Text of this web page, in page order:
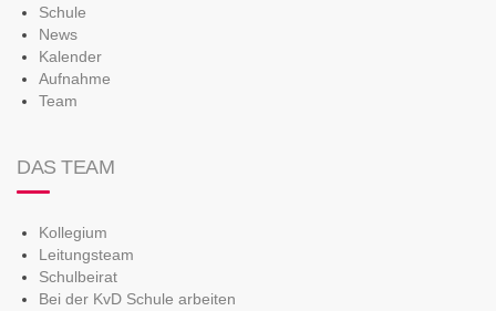
Schule
News
Kalender
Aufnahme
Team
DAS TEAM
Kollegium
Leitungsteam
Schulbeirat
Bei der KvD Schule arbeiten